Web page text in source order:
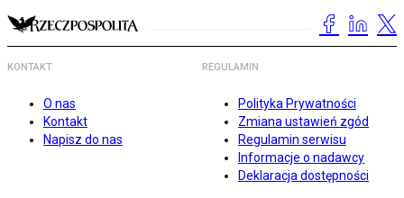
KONTAKT
O nas
Kontakt
Napisz do nas
REGULAMIN
Polityka Prywatności
Zmiana ustawień zgód
Regulamin serwisu
Informacje o nadawcy
Deklaracja dostępności